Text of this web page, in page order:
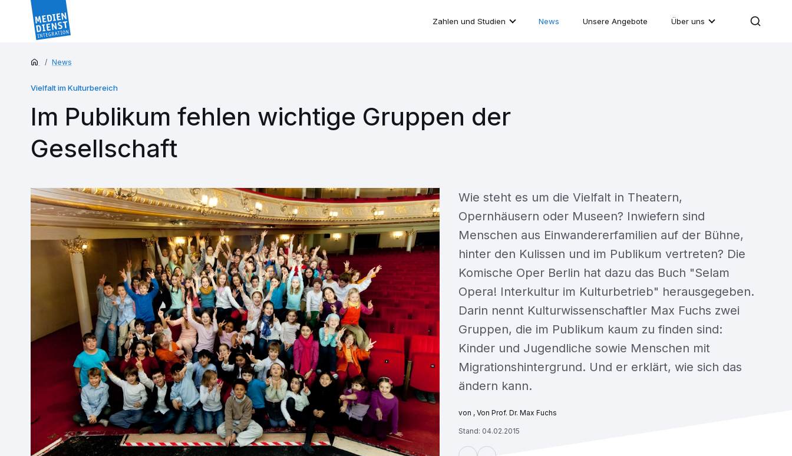
Zahlen und Studien News Unsere Angebote Über uns
News
Vielfalt im Kulturbereich
Im Publikum fehlen wichtige Gruppen der
Gesellschaft
, Von Prof. Dr. Max Fuchs
Stand: 04.02.2015
Wie steht es um die Vielfalt in Theatern,
Opernhäusern oder Museen? Inwiefern sind
Menschen aus Einwandererfamilien auf der Bühne,
hinter den Kulissen und im Publikum vertreten? Die
Komische Oper Berlin hat dazu das Buch "Selam
Opera! Interkultur im Kulturbetrieb" herausgegeben.
Darin nennt Kulturwissenschaftler Max Fuchs zwei
Gruppen, die im Publikum kaum zu finden sind:
Kinder und Jugendliche sowie Menschen mit
Migrationshintergrund. Und er erklärt, wie sich das
ändern kann.